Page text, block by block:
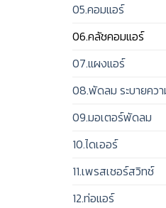
05.คอมแอร์
06.คลัชคอมแอร์
07.แผงแอร์
08.พัดลม ระบายคว
09.มอเตอร์พัดลม
10.ไดเออร์
11.เพรสเชอร์สวิทช์
12.ท่อแอร์